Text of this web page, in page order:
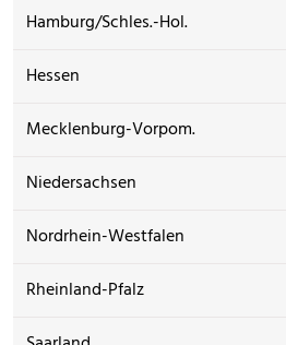
Hamburg/Schles.-Hol.
Hessen
Mecklenburg-Vorpom.
Niedersachsen
Nordrhein-Westfalen
Rheinland-Pfalz